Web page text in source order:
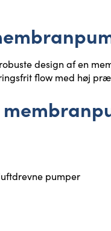
design af en
flow med høj
pumper